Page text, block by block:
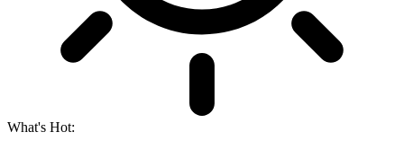
What's Hot: